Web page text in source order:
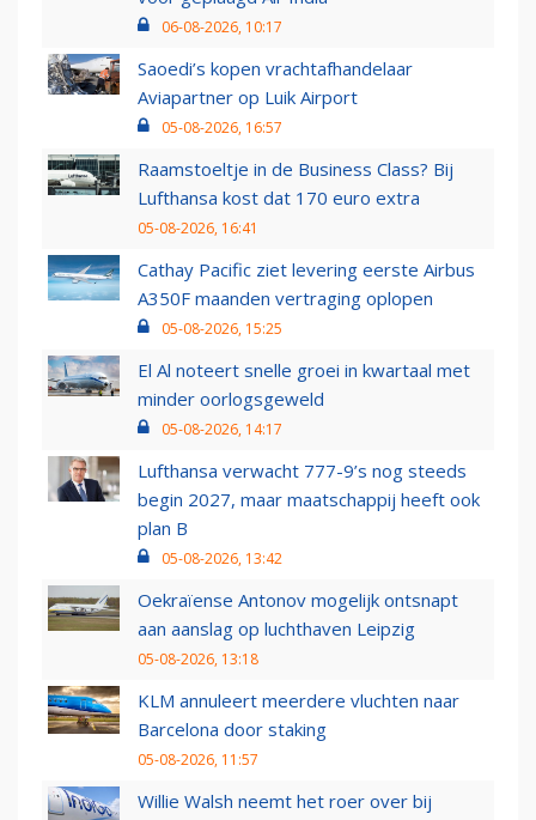
06-08-2026, 10:17
Saoedi’s kopen vrachtafhandelaar
Aviapartner op Luik Airport
05-08-2026, 16:57
Raamstoeltje in de Business Class? Bij
Lufthansa kost dat 170 euro extra
05-08-2026, 16:41
Cathay Pacific ziet levering eerste Airbus
A350F maanden vertraging oplopen
05-08-2026, 15:25
El Al noteert snelle groei in kwartaal met
minder oorlogsgeweld
05-08-2026, 14:17
Lufthansa verwacht 777-9’s nog steeds
begin 2027, maar maatschappij heeft ook
plan B
05-08-2026, 13:42
Oekraïense Antonov mogelijk ontsnapt
aan aanslag op luchthaven Leipzig
05-08-2026, 13:18
KLM annuleert meerdere vluchten naar
Barcelona door staking
05-08-2026, 11:57
Willie Walsh neemt het roer over bij